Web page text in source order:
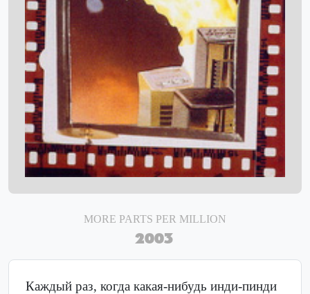
MORE PARTS PER MILLION
2003
Каждый раз, когда какая-нибудь инди-пинди